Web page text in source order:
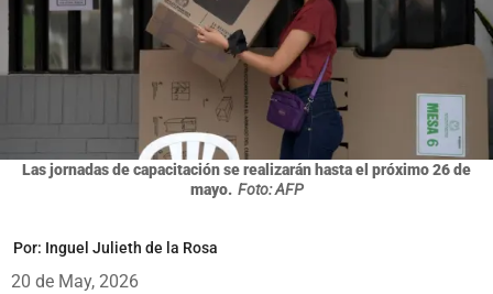
Las jornadas de capacitación se realizarán hasta el próximo 26 de
mayo. Foto: AFP
Por: Inguel Julieth de la Rosa
20 de May, 2026